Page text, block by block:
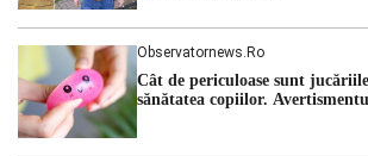
Observatornews.ro
Cât de periculoase sunt
sănătatea copiilor.